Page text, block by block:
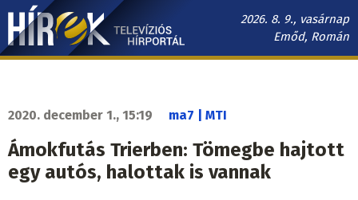
Ugrás
tartalomra
2026. 8. 9., vasárnap
Emőd, Román
Hírek.sk
2020. december 1., 15:19 ma7 | MTI
Ámokfutás Trierben: Tömegbe hajtott
egy autós, halottak is vannak